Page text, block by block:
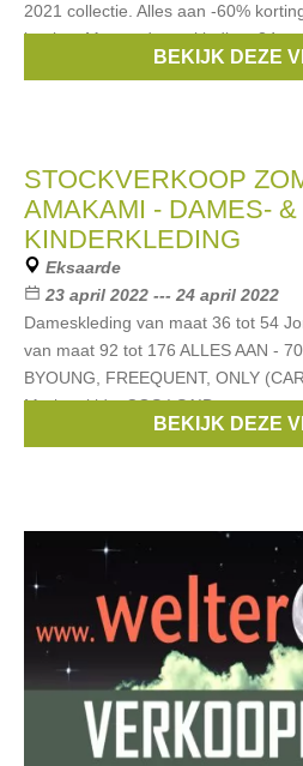
2021 collectie. Alles aan -60%
korting. Maten: dameskleding: 34
BEKIJK DEZE
STOCKVERKOOP
AMAKAMI - DAMES- &
KINDERKLEDING
Eksaarde
23 april 2022 --- 24 april 2022
Dameskleding van maat 36 tot 54
van maat 92 tot 176 ALLES AAN -
BYOUNG, FREEQUENT, ONLY
Merken kids: COS I SAID
Ichi,Jubel,
BEKIJK DEZE